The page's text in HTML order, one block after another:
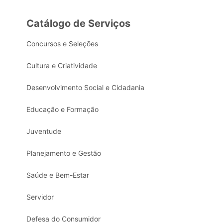
Catálogo de Serviços
Concursos e Seleções
Cultura e Criatividade
Desenvolvimento Social e Cidadania
Educação e Formação
Juventude
Planejamento e Gestão
Saúde e Bem-Estar
Servidor
Defesa do Consumidor